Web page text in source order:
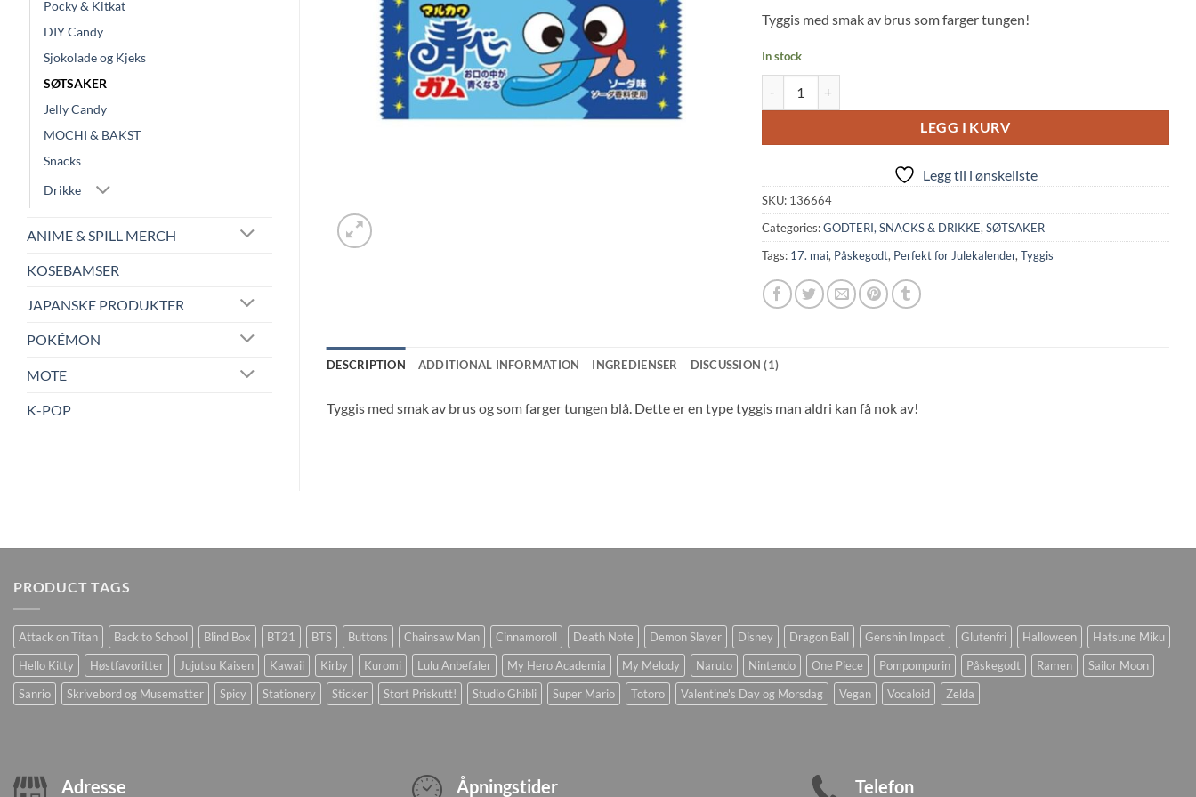
Pocky & Kitkat
DIY Candy
Sjokolade og Kjeks
SØTSAKER
Jelly Candy
MOCHI & BAKST
Snacks
Drikke
ANIME & SPILL MERCH
KOSEBAMSER
JAPANSKE PRODUKTER
POKÉMON
MOTE
K-POP
customer
Tyggis med smak av brus som farger tungen!
In stock
LEGG I KURV
Legg til i ønskeliste
SKU: 136664
Categories:GODTERI, SNACKS & DRIKKE, SØTSAKER
Tags: 17. mai, Påskegodt, Perfekt for Julekalender, Tyggis
DESCRIPTION ADDITIONAL INFORMATION INGREDIENSER DISCUSSION (1)
Tyggis med smak av brus og som farger tungen blå. Dette er en type tyggis man aldri kan få nok av!
PRODUCT TAGS
Attack on Titan Back to School Blind Box BT21 BTS Buttons Chainsaw Man Cinnamoroll Death Note Demon Slayer Disney Dragon Ball Genshin Impact Glutenfri Halloween
Hatsune Miku
Hello Kitty
Høstfavoritter Jujutsu Kaisen Kawaii Kirby Kuromi Lulu Anbefaler My Hero Academia My Melody Naruto Nintendo One Piece Pompompurin Påskegodt Ramen
Sailor Moon
Sanrio
Skrivebord og Musematter Spicy Stationery Sticker Stort Priskutt! Studio Ghibli Super Mario Totoro Valentine's Day og Morsdag Vegan Vocaloid Zelda
Adresse Åpningstider Telefon